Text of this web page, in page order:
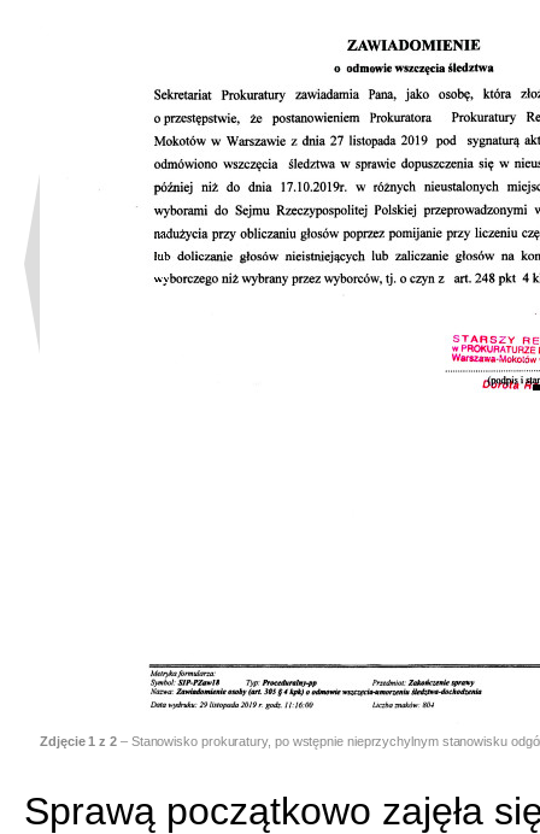
Zdjęcie1 z 2– Stanowisko prokuratury, po wstępnie nieprzychylnym stanowisku
Sprawą początkowo zajęła